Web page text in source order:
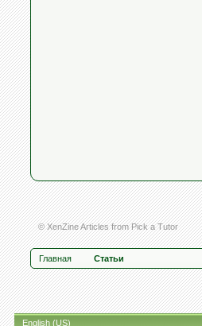
© XenZineArticlesfromPick a Tutor
Главная Статьи
English (US)